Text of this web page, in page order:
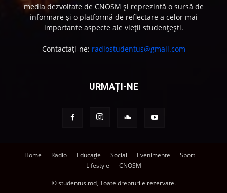
media dezvoltate de CNOSM și reprezintă o sursă de
informare și o platformă de reflectare a celor mai
importante aspecte ale vieții studențești.
Contactați-ne: radiostudentus@gmail.com
URMAȚI-NE
Home Radio Educație Social Evenimente
Sport
Lifestyle
CNOSM
© studentus.md, Toate drepturile rezervate.